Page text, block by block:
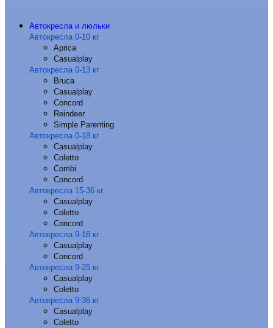
Автокресла и люльки
Автокресла 0-10 кг
Aprica
Casualplay
Автокресла 0-13 кг
Bruca
Casualplay
Concord
Reindeer
Simple Parenting
Автокресла 0-18 кг
Casualplay
Coletto
Combi
Concord
Автокресла 15-36 кг
Casualplay
Coletto
Concord
Автокресла 9-18 кг
Casualplay
Concord
Автокресла 9-25 кг
Casualplay
Coletto
Автокресла 9-36 кг
Casualplay
Coletto